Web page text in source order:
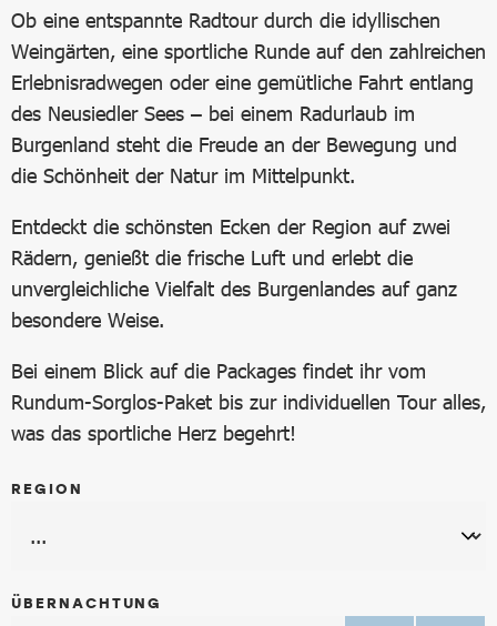
Ob eine entspannte Radtour durch die idyllischen
Weingärten, eine sportliche Runde auf den zahlreichen
Erlebnisradwegen oder eine gemütliche Fahrt entlang
des Neusiedler Sees – bei einem Radurlaub im
Burgenland steht die Freude an der Bewegung und
die Schönheit der Natur im Mittelpunkt.
Entdeckt die schönsten Ecken der Region auf zwei
Rädern, genießt die frische Luft und erlebt die
unvergleichliche Vielfalt des Burgenlandes auf ganz
besondere Weise.
Bei einem Blick auf die Packages findet ihr vom
Rundum-Sorglos-Paket bis zur individuellen Tour alles,
was das sportliche Herz begehrt!
REGION
ÜBERNACHTUNG